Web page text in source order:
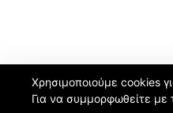
Χρησιμοποιούμε cookies
Για να συμμορφωθείτε με